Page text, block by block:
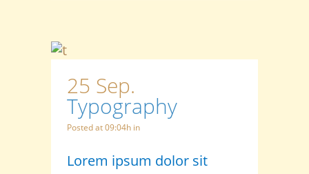
25 Sep.
Typography
Posted at 09:04h in
Lorem ipsum dolor sit